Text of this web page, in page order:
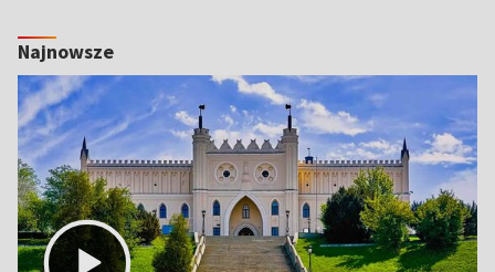
Najnowsze